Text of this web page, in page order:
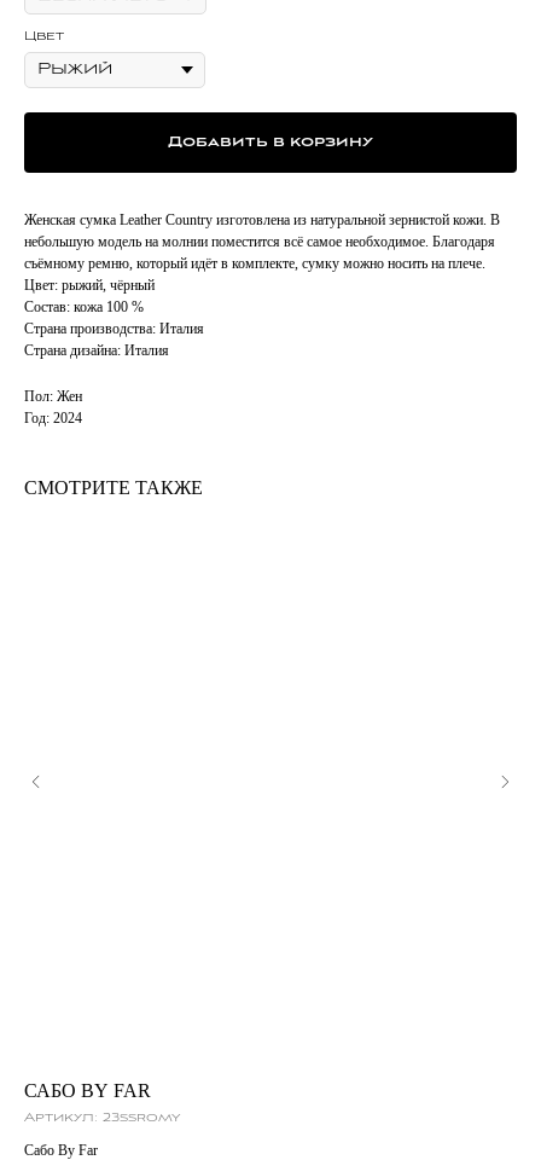
Цвет
Добавить в корзину
Женская сумка Leather Country изготовлена из натуральной зернистой кожи. В
небольшую модель на молнии поместится всё самое необходимое. Благодаря
съёмному ремню, который идёт в комплекте, сумку можно носить на плече.
Цвет: рыжий, чёрный
Состав: кожа 100 %
Страна производства: Италия
Страна дизайна: Италия
Пол: Жен
Год: 2024
СМОТРИТЕ ТАКЖЕ
САБО BY FAR
Артикул: 23ssromy
Сабо By Far